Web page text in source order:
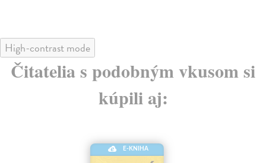
High-contrast mode
Čitatelia s podobným vkusom si
kúpili aj:
E-KNIHA